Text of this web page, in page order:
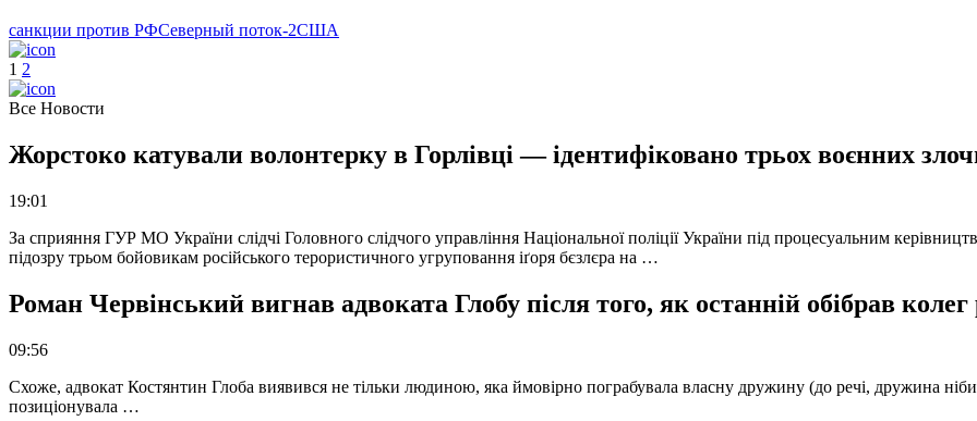
санкции против РФСеверный поток-2США
1 2
Все Новости
Жорстоко катували волонтерку в Горлівці — ідентифіковано трьох воєнних
19:01
За сприяння ГУР МО України слідчі Головного слідчого управління Національної поліції України під процесуальним
підозру трьом бойовикам російського терористичного угруповання іґоря бєзлєра на …
Роман Червінський вигнав адвоката Глобу після того, як останній обібрав колег
09:56
Схоже, адвокат Костянтин Глоба виявився не тільки людиною, яка ймовірно пограбувала власну дружину (до речі, дружина
позиціонувала …